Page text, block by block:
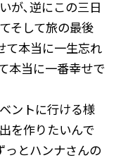
が､逆にこの三日
そして旅の最後
て本当に一生忘れ
本当に一番幸せで
ントに行ける様
を作りたいんで
っとハンナさんの